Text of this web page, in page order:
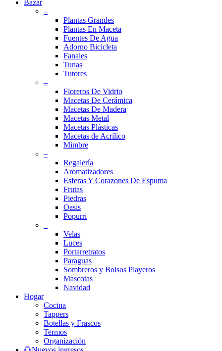
Bazar
–
Plantas Grandes
Plantas En Maceta
Fuentes De Agua
Adorno Bicicleta
Fanales
Tunas
Tutores
–
Floreros De Vidrio
Macetas De Cerámica
Macetas De Madera
Macetas Metal
Macetas Plásticas
Macetas de Acrílico
Mimbre
–
Regalería
Aromatizadores
Esferas Y Corazones De Espuma
Frutas
Piedras
Oasis
Popurri
–
Velas
Luces
Portarretratos
Paraguas
Sombreros y Bolsos Playeros
Mascotas
Navidad
Hogar
Cocina
Tappers
Botellas y Frascos
Termos
Organización